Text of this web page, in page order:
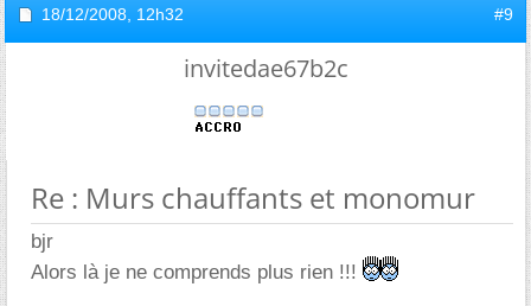
18/12/2008, 12h32 #9
invitedae67b2c
Re : Murs chauffants et monomur
bjr
Alors là je ne comprends plus rien !!!